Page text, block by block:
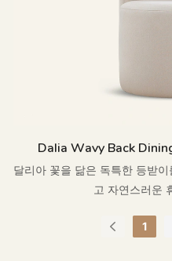
Dalia Wavy Back
달리아 꽃을 닮은 독특한 등받
고 자연스러운
1